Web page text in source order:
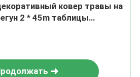
ковер травы на
2 * 45m таблицы